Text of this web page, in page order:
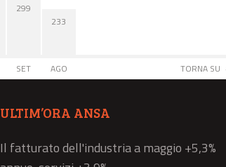
299
SET
233
AGO TORNA SU
ULTIM’ORA ANSA
Il fatturato dell'industria a maggio +5,3%